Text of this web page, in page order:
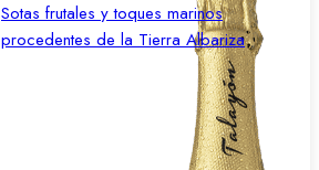
Sotas frutales y toques marinos
procedentes de la Tierra Albariza